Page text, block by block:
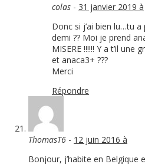
colas - 31 janvier 2019 à
Donc si j’ai bien lu…tu
demi ?? Moi je prend
MISERE !!!!!! Y a t’il
et anaca3+ ???
Merci
Répondre
ThomasT6 - 12 juin 2016 à
Bonjour, j’habite en Belgique